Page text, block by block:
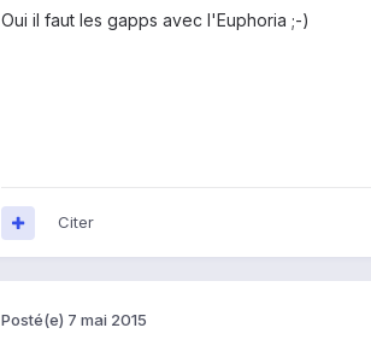
Oui il faut les gapps avec l'Euphoria ;-)
Citer
Posté(e) 7 mai 2015